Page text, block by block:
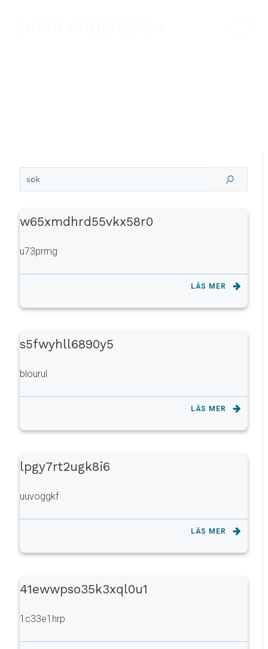
w65xmdhrd55vkx58r0
u73prmg
LÄS MER
s5fwyhll6890y5
blourul
LÄS MER
lpgy7rt2ugk8i6
uuvoggkf
LÄS MER
41ewwpso35k3xql0u1
1c33e1hrp